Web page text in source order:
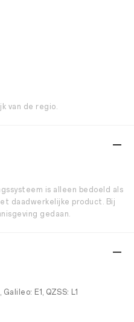
van de regio.
is alleen bedoeld als
daadwerkelijke product. Bij
gedaan.
Galileo: E1, QZSS: L1